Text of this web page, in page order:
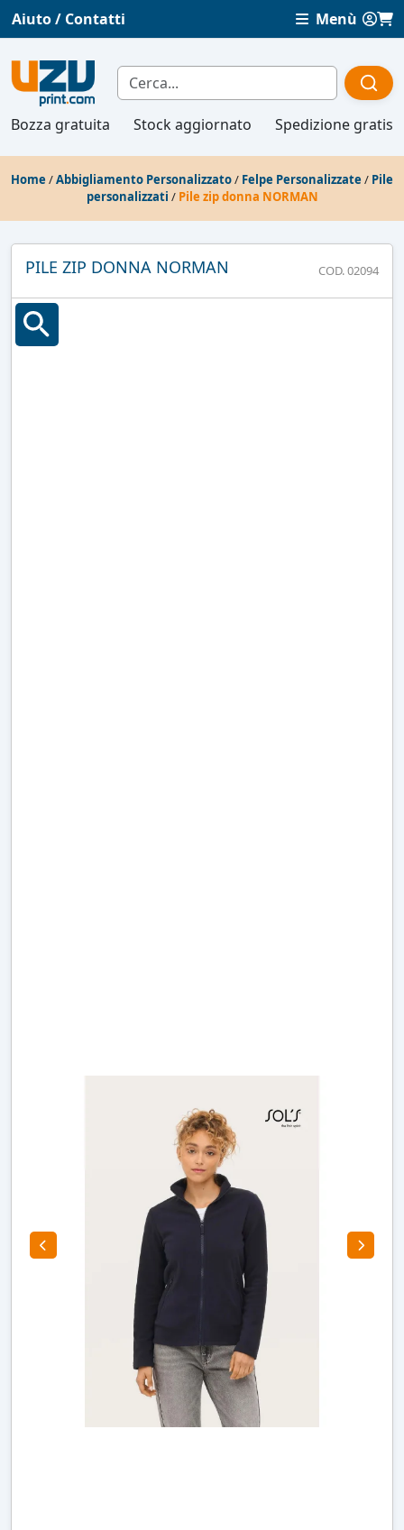
Aiuto / Contatti Menù
Bozza gratuita Stock aggiornato Spedizione gratis
Home /Abbigliamento Personalizzato/ Felpe Personalizzate / Pile
personalizzati / Pile zip donna NORMAN
PILE ZIP DONNA NORMAN COD. 02094